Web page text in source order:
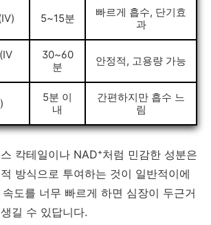
5~15분
빠르게 흡수, 단기효
과
30~60
분
안정적, 고용량 가능
5분 이
내
간편하지만 흡수 느
림
칵테일이나 NAD⁺처럼 민감한 성분은
방식으로 투여하는 것이 일반적이에
도를 너무 빠르게 하면 심장이 두근거
길 수 있답니다.